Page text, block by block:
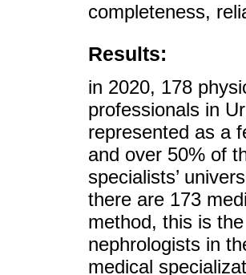
completeness,
Results:
in 2020, 178
professionals in
represented as a
and over 50% of
specialists’
there are 173
method, this is
nephrologists in
medical